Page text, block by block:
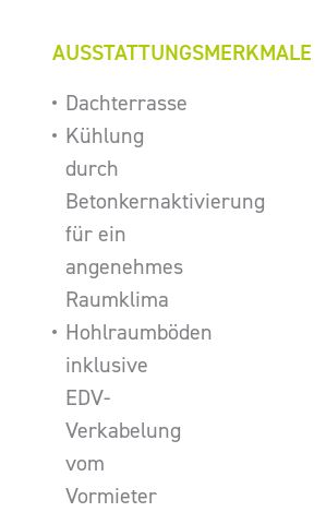
AUSSTATTUNGSMERKMALE
Dachterrasse
Kühlung
durch
Betonkernaktivierung
für ein
angenehmes
Raumklima
Hohlraumböden
inklusive
EDV-
Verkabelung
vom
Vormieter